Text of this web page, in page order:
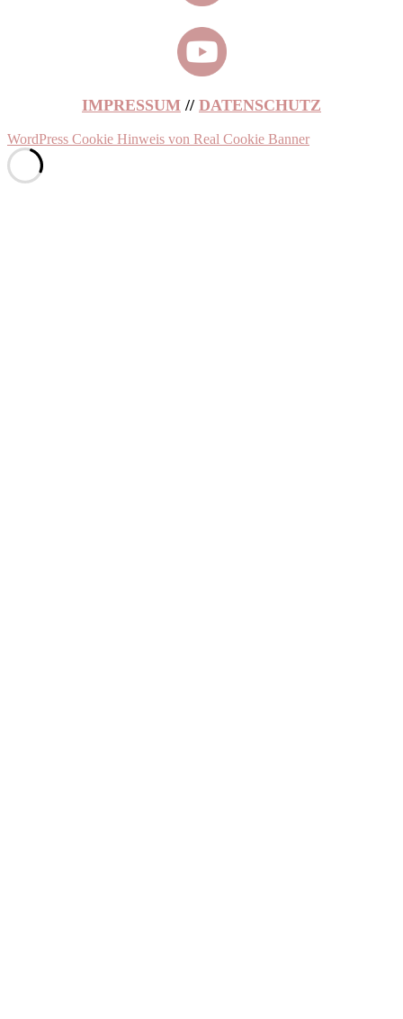
IMPRESSUM // DATENSCHUTZ
WordPress Cookie Hinweis von Real Cookie Banner